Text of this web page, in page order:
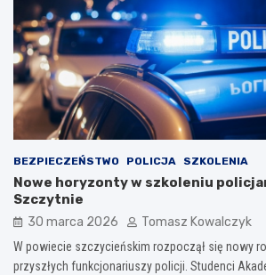
BEZPIECZEŃSTWO POLICJA SZKOLENIA
Nowe horyzonty w szkoleniu
Szczytnie
30 marca 2026 Tomasz Kowalczyk
W powiecie szczycieńskim rozpoczął się nowy
przyszłych funkcjonariuszy policji. Studenci